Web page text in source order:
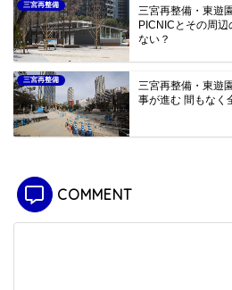
三宮再整備
三宮再整備・東遊
PICNICとその周
ない？
三宮再整備
三宮再整備・東遊
事が進む 間もなく
COMMENT